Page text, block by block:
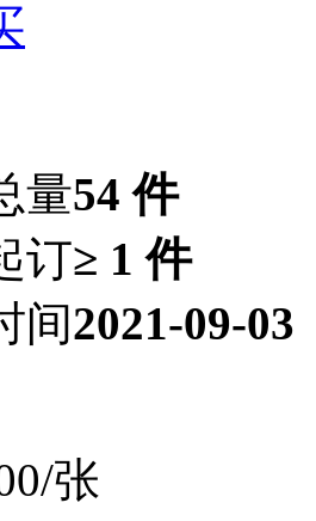
量54 件
订≥ 1 件
间2021-09-03
/张